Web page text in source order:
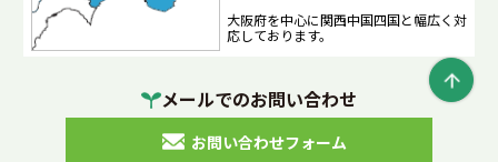
処分
ボタン電池 ベッド
ビーズクッション
費用相場
車のバッテリー
廃材 処分費 壁紙
大阪府を中心に関西中国四国と幅広く対
応しております。
メールでのお問い合わせ
お問い合わせフォーム